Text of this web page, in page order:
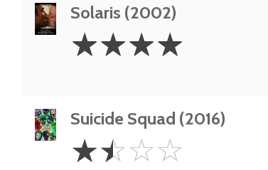
Solaris (2002)
Stars
☆☆☆☆
Suicide Squad (2016)
1.5
Stars
☆☆☆☆